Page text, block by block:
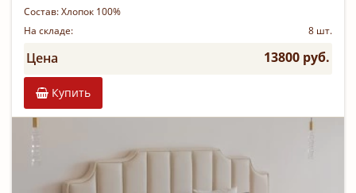
Состав:Хлопок 100%
На складе:
8 шт.
Цена 13800 руб.
Купить